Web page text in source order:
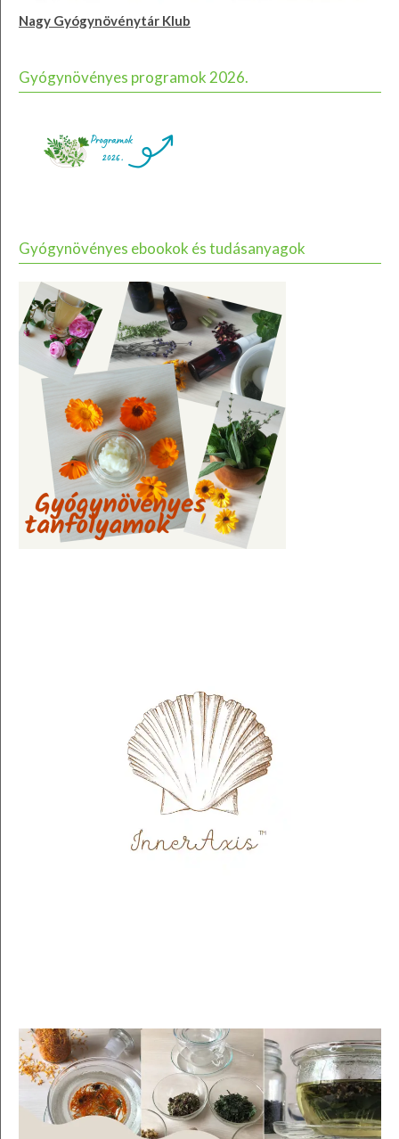
Nagy Gyógynövénytár Klub
Gyógynövényes programok 2026.
Gyógynövényes ebookok és tudásanyagok